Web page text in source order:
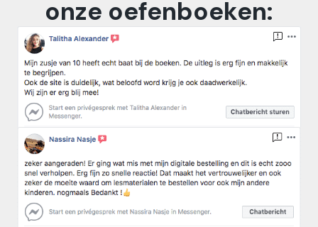
onze oefenboeken: